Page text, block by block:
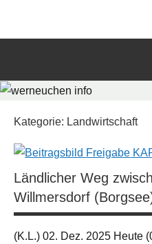
für
Geschehen
und
Werneuchen
Kategorie: Landwirtschaft
Ländlicher Weg
Willmersdorf
(K.L.) 02. Dez. 2025 Heute